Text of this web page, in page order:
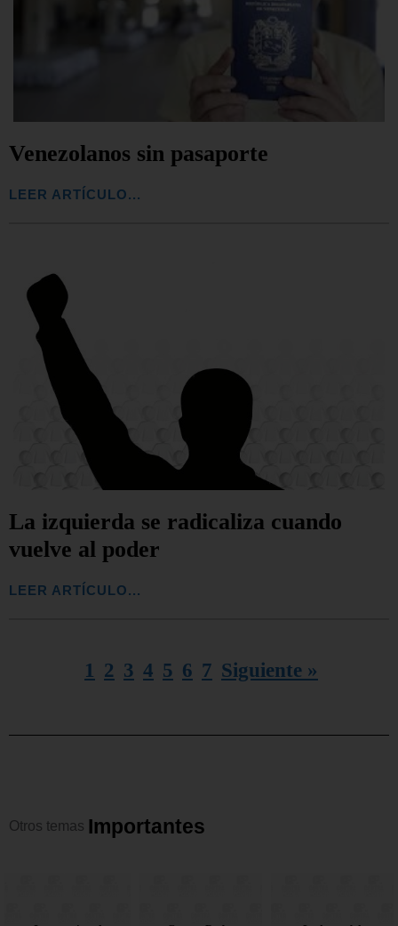
Venezolanos sin pasaporte
LEER ARTÍCULO...
La izquierda se radicaliza cuando
vuelve al poder
LEER ARTÍCULO...
1 2 3 4 5 6 7 Siguiente »
Otros temas Importantes